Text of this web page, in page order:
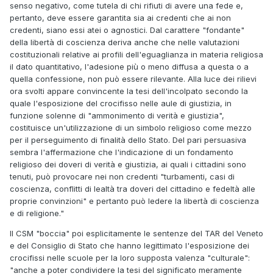
senso negativo, come tutela di chi rifiuti di avere una fede e,
pertanto, deve essere garantita sia ai credenti che ai non
credenti, siano essi atei o agnostici. Dal carattere "fondante"
della libertà di coscienza deriva anche che nelle valutazioni
costituzionali relative ai profili dell'eguaglianza in materia religiosa
il dato quantitativo, l'adesione più o meno diffusa a questa o a
quella confessione, non può essere rilevante. Alla luce dei rilievi
ora svolti appare convincente la tesi dell'incolpato secondo la
quale l'esposizione del crocifisso nelle aule di giustizia, in
funzione solenne di "ammonimento di verità e giustizia",
costituisce un'utilizzazione di un simbolo religioso come mezzo
per il perseguimento di finalità dello Stato. Del pari persuasiva
sembra l'affermazione che l'indicazione di un fondamento
religioso dei doveri di verità e giustizia, ai quali i cittadini sono
tenuti, può provocare nei non credenti "turbamenti, casi di
coscienza, conflitti di lealtà tra doveri del cittadino e fedeltà alle
proprie convinzioni" e pertanto può ledere la libertà di coscienza
e di religione."
Il CSM "boccia" poi esplicitamente le sentenze del TAR del Veneto
e del Consiglio di Stato che hanno legittimato l'esposizione dei
crocifissi nelle scuole per la loro supposta valenza "culturale":
"anche a poter condividere la tesi del significato meramente